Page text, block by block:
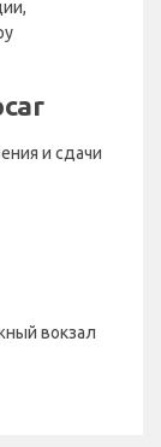
и сдачи
вокзал